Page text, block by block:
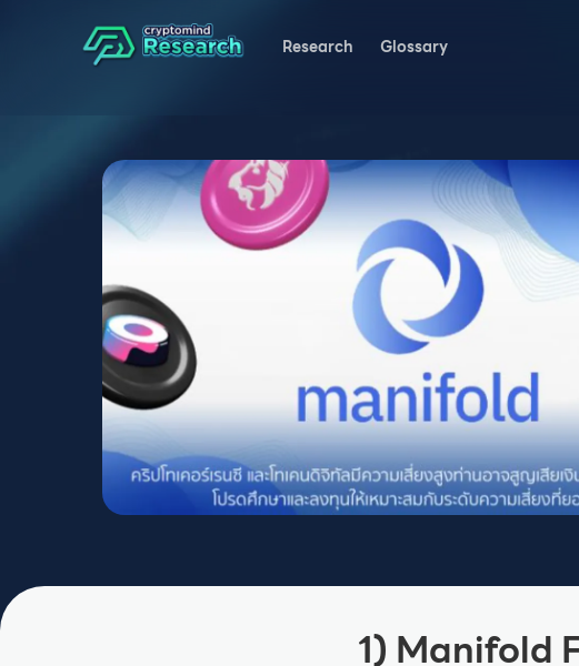
Research Glossary
1) Manifold